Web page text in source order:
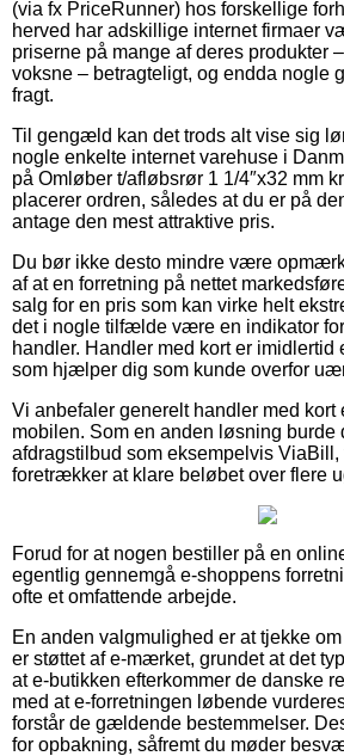
(via fx PriceRunner) hos forskellige
herved har adskillige internet firmaer
priserne på mange af deres produkter
voksne – betragteligt, og endda nogle
fragt.
Til gengæld kan det trods alt vise sig
nogle enkelte internet varehuse i
på Omløber t/afløbsrør 1 1/4″x32 mm
placerer ordren, således at du er på
antage den mest attraktive pris.
Du bør ikke desto mindre være
af at en forretning på nettet
salg for en pris som kan virke helt
det i nogle tilfælde være en indikator
handler. Handler med kort er imidlertid
som hjælper dig som kunde overfor
Vi anbefaler generelt handler med kort
mobilen. Som en anden løsning burde
afdragstilbud som eksempelvis ViaBill,
foretrækker at klare beløbet over flere
Forud for at nogen bestiller på en
egentlig gennemgå e-shoppens
ofte et omfattende arbejde.
En anden valgmulighed er at tjekke
er støttet af e-mærket, grundet at det
at e-butikken efterkommer de danske
med at e-forretningen løbende
forstår de gældende bestemmelser.
for opbakning, såfremt du møder